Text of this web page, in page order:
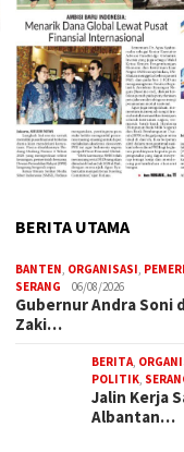
BERITA UTAMA
BANTEN, ORGANISASI,
SERANG
06/08/2026
Gubernur Andra Soni
Zaki…
BERITA,
POLITIK,
Jalin Kerja
Albantan…